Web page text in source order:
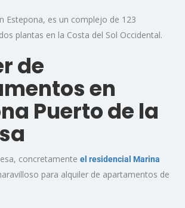
Estepona, es un complejo de 123
plantas en la Costa del Sol Occidental.
de
en
Puerto de la
concretamente el residencial Marina
para alquiler de apartamentos de